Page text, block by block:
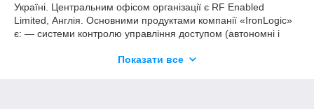
Україні. Центральним офісом організації є RF Enabled
Limited, Англія. Основними продуктами компанії «IronLogic»
є: ― системи контролю управління доступом (автономні і
обліку робочого часу); ― RFID-обладнання (замки,
Показати все